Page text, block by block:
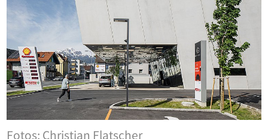
Fotos: Christian Flatscher